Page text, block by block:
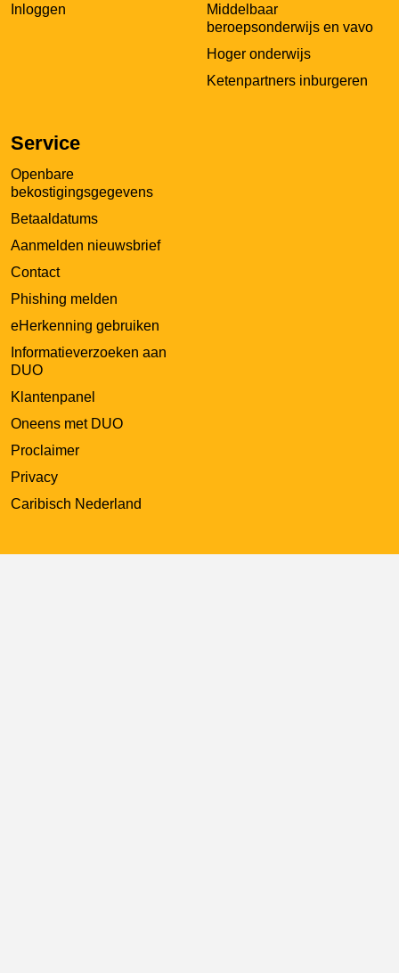
Inloggen
Middelbaar
beroepsonderwijs en vavo
Hoger onderwijs
Ketenpartners inburgeren
Service
Openbare
bekostigingsgegevens
Betaaldatums
Aanmelden nieuwsbrief
Contact
Phishing melden
eHerkenning gebruiken
Informatieverzoeken aan
DUO
Klantenpanel
Oneens met DUO
Proclaimer
Privacy
Caribisch Nederland